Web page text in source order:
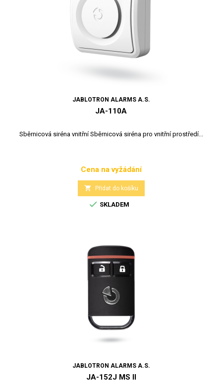
JABLOTRON ALARMS A.S.
JA-110A
Sběrnicová siréna vnitřní Sběrnicová siréna pro vnitřní prostředí...
Cena
Cena na vyžádání
 Přidat do košíku
 SKLADEM
JABLOTRON ALARMS A.S.
JA-152J MS II